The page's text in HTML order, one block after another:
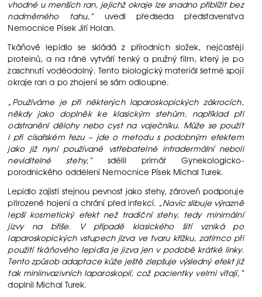
vhodné u menších ran, jejichž okraje lze snadno přiblížit bez
nadměrného tahu,“uvedl předseda představenstva
Nemocnice Písek Jiří Holan.
Tkáňové lepidlo se skládá z přírodních složek, nejčastěji
proteinů, a na ráně vytváří tenký a pružný film, který je po
zaschnutí voděodolný. Tento biologický materiál šetrně spojí
okraje ran a po zhojení se sám odloupne.
„Používáme je při některých laparoskopických zákrocích,
někdy jako doplněk ke klasickým stehům, například při
odstranění dělohy nebo cyst na vaječníku. Může se použít
i při císařském řezu – jde o metodu s podobným efektem
jako již nyní používané vstřebatelné intradermální neboli
neviditelné stehy,“sdělil primář Gynekologicko-
porodnického oddělení Nemocnice Písek Michal Turek.
Lepidlo zajistí stejnou pevnost jako stehy, zároveň podporuje
přirozené hojení a chrání před infekcí. „Navíc slibuje výrazně
lepší kosmetický efekt než tradiční stehy, tedy minimální
jizvy na břiše. V případě klasického šití vzniká po
laparoskopických vstupech jizva ve tvaru křížku, zatímco při
použití tkáňového lepidla je jizva jen v podobě krátké linky.
Tento způsob adaptace kůže ještě zlepšuje výsledný efekt již
tak miniinvazivních laparoskopií, což pacientky velmi vítají,“
doplnil Michal Turek.